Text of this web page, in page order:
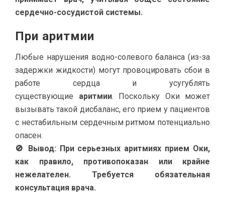
сердечно-сосудистой системы.
При аритмии
Любые нарушения водно-солевого баланса (из-за
задержки жидкости) могут провоцировать сбои в
работе сердца и усугублять
существующие аритмии. Поскольку Оки может
вызывать такой дисбаланс, его прием у пациентов
с нестабильным сердечным ритмом потенциально
опасен.
🚫 Вывод: При серьезных аритмиях прием Оки,
как правило, противопоказан или крайне
нежелателен. Требуется обязательная
консультация врача.